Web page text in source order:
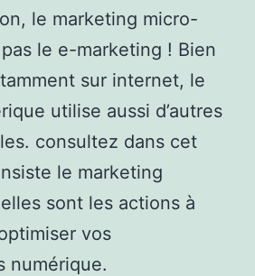
le marketing micro-
le e-marketing ! Bien
sur internet, le
utilise aussi d’autres
consultez dans cet
le marketing
sont les actions à
vos
numérique.